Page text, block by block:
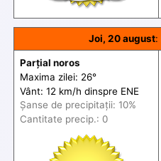
Joi, 20 august:
Parțial noros
Maxima zilei: 26°
Vânt: 12 km/h dinspre ENE
Șanse de precipitații: 10%
Cantitate precip.: 0